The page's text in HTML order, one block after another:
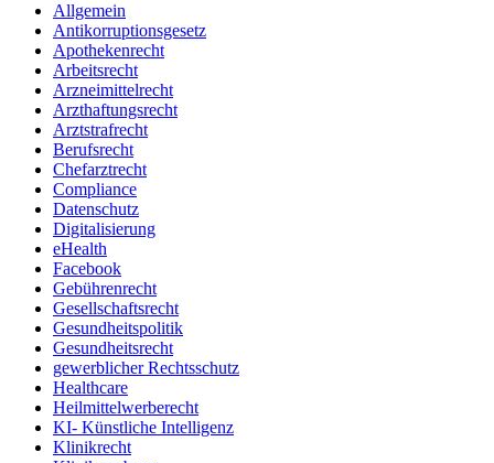
Allgemein
Antikorruptionsgesetz
Apothekenrecht
Arbeitsrecht
Arzneimittelrecht
Arzthaftungsrecht
Arztstrafrecht
Berufsrecht
Chefarztrecht
Compliance
Datenschutz
Digitalisierung
eHealth
Facebook
Gebührenrecht
Gesellschaftsrecht
Gesundheitspolitik
Gesundheitsrecht
gewerblicher Rechtsschutz
Healthcare
Heilmittelwerberecht
KI- Künstliche Intelligenz
Klinikrecht